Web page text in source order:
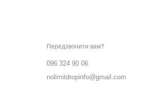
Передзвонити вам?
096 324 90 06
nolimitdropinfo@gmail.com